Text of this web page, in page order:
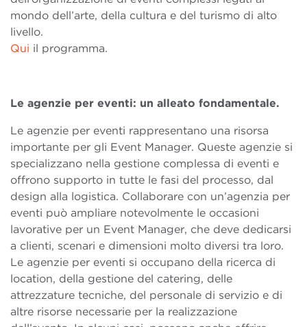
mondo dell’arte, della cultura e del turismo di alto
livello.
Qui il programma.
Le agenzie per eventi: un alleato fondamentale.
Le agenzie per eventi rappresentano una risorsa
importante per gli Event Manager. Queste agenzie si
specializzano nella gestione complessa di eventi e
offrono supporto in tutte le fasi del processo, dal
design alla logistica. Collaborare con un’agenzia per
eventi può ampliare notevolmente le occasioni
lavorative per un Event Manager, che deve dedicarsi
a clienti, scenari e dimensioni molto diversi tra loro.
Le agenzie per eventi si occupano della ricerca di
location, della gestione del catering, delle
attrezzature tecniche, del personale di servizio e di
altre risorse necessarie per la realizzazione